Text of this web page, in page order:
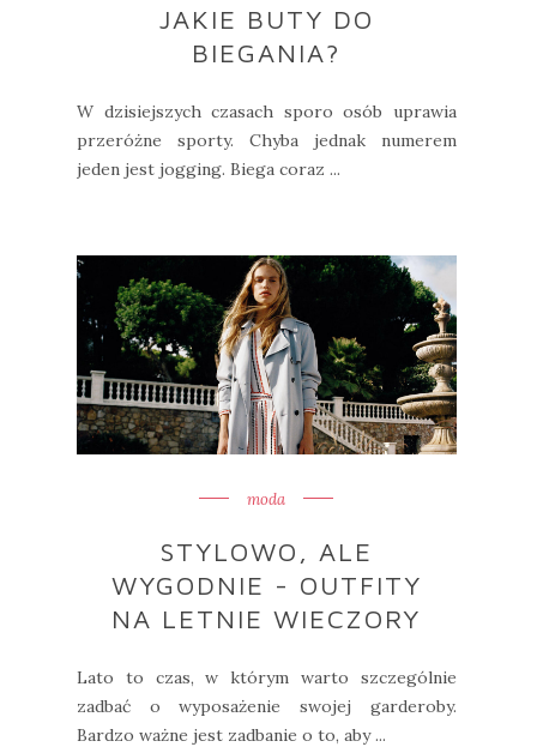
JAKIE BUTY DO
BIEGANIA?
W dzisiejszych czasach sporo osób uprawia
przeróżne sporty. Chyba jednak numerem
jeden jest jogging. Biega coraz ...
moda
STYLOWO, ALE
WYGODNIE - OUTFITY
NA LETNIE WIECZORY
Lato to czas, w którym warto szczególnie
zadbać o wyposażenie swojej garderoby.
Bardzo ważne jest zadbanie o to, aby ...